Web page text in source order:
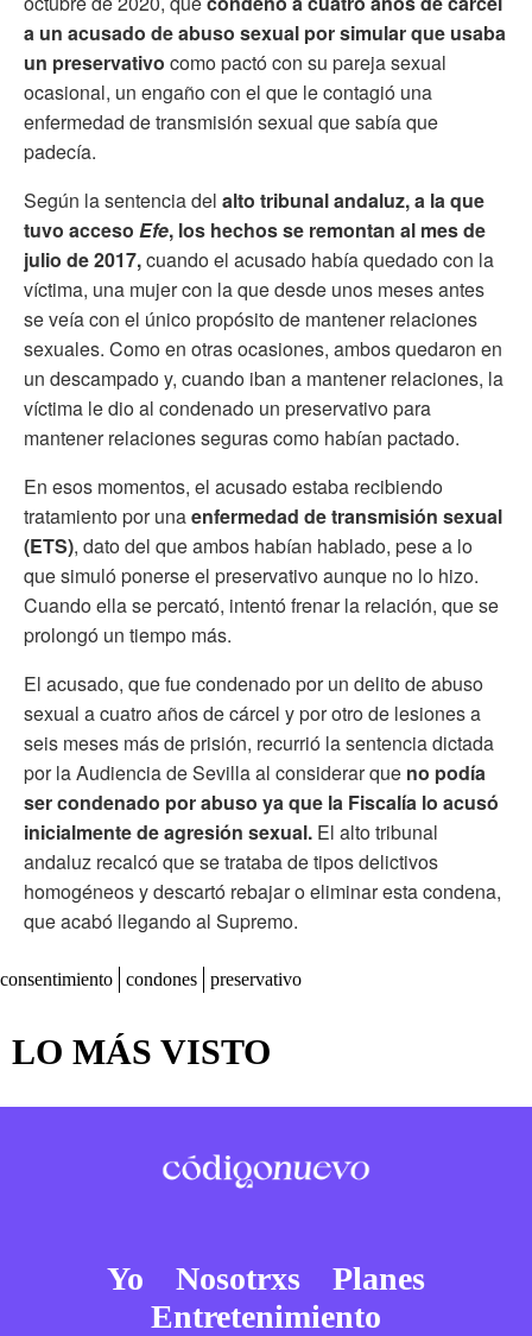
a un acusado de abuso sexual por simular que usaba
un preservativo como pactó con su pareja sexual
ocasional, un engaño con el que le contagió una
enfermedad de transmisión sexual que sabía que
padecía.
Según la sentencia del alto tribunal andaluz, a la que
tuvo acceso Efe, los hechos se remontan al mes de
julio de 2017,cuando el acusado había quedado con la
víctima, una mujer con la que desde unos meses antes
se veía con el único propósito de mantener relaciones
sexuales. Como en otras ocasiones, ambos quedaron en
un descampado y, cuando iban a mantener relaciones, la
víctima le dio al condenado un preservativo para
mantener relaciones seguras como habían pactado.
En esos momentos, el acusado estaba recibiendo
tratamiento por unaenfermedad de transmisión sexual
(ETS), dato del que ambos habían hablado, pese a lo
que simuló ponerse el preservativo aunque no lo hizo.
Cuando ella se percató, intentó frenar la relación, que se
prolongó un tiempo más.
El acusado, que fue condenado por un delito de abuso
sexual a cuatro años de cárcel y por otro de lesiones a
seis meses más de prisión, recurrió la sentencia dictada
por la Audiencia de Sevilla al considerar que no podía
ser condenado por abuso ya que la Fiscalía lo acusó
inicialmente de agresión sexual. El alto tribunal
andaluz recalcó que se trataba de tipos delictivos
homogéneos y descartó rebajar o eliminar esta condena,
que acabó llegando al Supremo.
consentimiento condones preservativo
LO MÁS VISTO
Yo Nosotrxs
Planes
Entretenimiento